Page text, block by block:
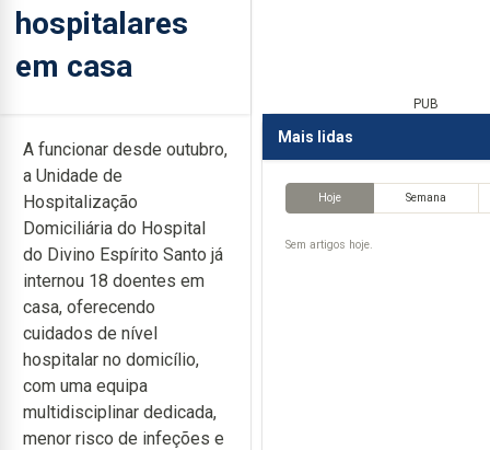
hospitalares
em casa
A funcionar desde outubro,
a Unidade de
Hospitalização
Domiciliária do Hospital
do Divino Espírito Santo já
internou 18 doentes em
casa, oferecendo
cuidados de nível
hospitalar no domicílio,
com uma equipa
multidisciplinar dedicada,
menor risco de infeções e
PUB
Mais lidas
Hoje Semana
Sem artigos hoje.